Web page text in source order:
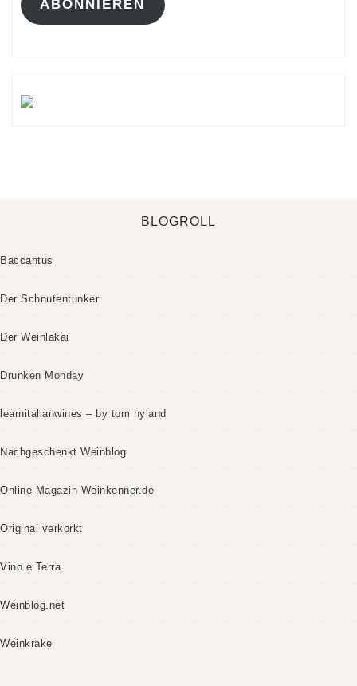
ABONNIEREN
BLOGROLL
Baccantus
Der Schnutentunker
Der Weinlakai
Drunken Monday
learnitalianwines – by tom hyland
Nachgeschenkt Weinblog
Online-Magazin Weinkenner.de
Original verkorkt
Vino e Terra
Weinblog.net
Weinkrake